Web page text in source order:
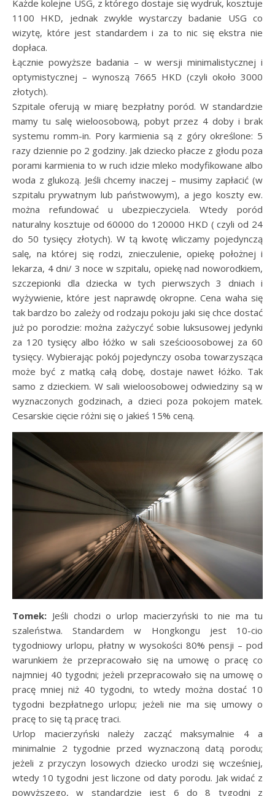
Każde kolejne USG, z którego dostaje się wydruk, kosztuje
1100 HKD, jednak zwykle wystarczy badanie USG co
wizytę, które jest standardem i za to nic się ekstra nie
dopłaca.
Łącznie powyższe badania – w wersji minimalistycznej i
optymistycznej – wynoszą 7665 HKD (czyli około 3000
złotych).
Szpitale oferują w miarę bezpłatny poród. W standardzie
mamy tu salę wieloosobową, pobyt przez 4 doby i brak
systemu romm-in. Pory karmienia są z góry określone: 5
razy dziennie po 2 godziny. Jak dziecko płacze z głodu poza
porami karmienia to w ruch idzie mleko modyfikowane albo
woda z glukozą. Jeśli chcemy inaczej – musimy zapłacić (w
szpitalu prywatnym lub państwowym), a jego koszty ew.
można refundować u ubezpieczyciela. Wtedy poród
naturalny kosztuje od 60000 do 120000 HKD ( czyli od 24
do 50 tysięcy złotych). W tą kwotę wliczamy pojedynczą
salę, na której się rodzi, znieczulenie, opiekę położnej i
lekarza, 4 dni/ 3 noce w szpitalu, opiekę nad noworodkiem,
szczepionki dla dziecka w tych pierwszych 3 dniach i
wyżywienie, które jest naprawdę okropne. Cena waha się
tak bardzo bo zależy od rodzaju pokoju jaki się chce dostać
już po porodzie: można zażyczyć sobie luksusowej jedynki
za 120 tysięcy albo łóżko w sali sześcioosobowej za 60
tysięcy. Wybierając pokój pojedynczy osoba towarzysząca
może być z matką całą dobę, dostaje nawet łóżko. Tak
samo z dzieckiem. W sali wieloosobowej odwiedziny są w
wyznaczonych godzinach, a dzieci poza pokojem matek.
Cesarskie cięcie różni się o jakieś 15% ceną.
Tomek: Jeśli chodzi o urlop macierzyński to nie ma tu
szaleństwa. Standardem w Hongkongu jest 10-cio
tygodniowy urlopu, płatny w wysokości 80% pensji – pod
warunkiem że przepracowało się na umowę o pracę co
najmniej 40 tygodni; jeżeli przepracowało się na umowę o
pracę mniej niż 40 tygodni, to wtedy można dostać 10
tygodni bezpłatnego urlopu; jeżeli nie ma się umowy o
pracę to się tą pracę traci.
Urlop macierzyński należy zacząć maksymalnie 4 a
minimalnie 2 tygodnie przed wyznaczoną datą porodu;
jeżeli z przyczyn losowych dziecko urodzi się wcześniej,
wtedy 10 tygodni jest liczone od daty porodu. Jak widać z
powyższego, w standardzie jest 6 do 8 tygodni z